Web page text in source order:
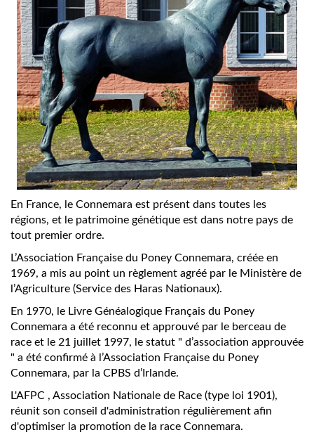
En France, le Connemara est présent dans toutes les
régions, et le patrimoine génétique est dans notre pays de
tout premier ordre.
L’Association Française du Poney Connemara, créée en
1969, a mis au point un règlement agréé par le Ministère de
l’Agriculture (Service des Haras Nationaux).
En 1970, le Livre Généalogique Français du Poney
Connemara a été reconnu et approuvé par le berceau de
race et le 21 juillet 1997, le statut " d’association approuvée
" a été confirmé à l’Association Française du Poney
Connemara, par la CPBS d’Irlande.
L'AFPC , Association Nationale de Race (type loi 1901),
réunit son conseil d'administration régulièrement afin
d'optimiser la promotion de la race Connemara.